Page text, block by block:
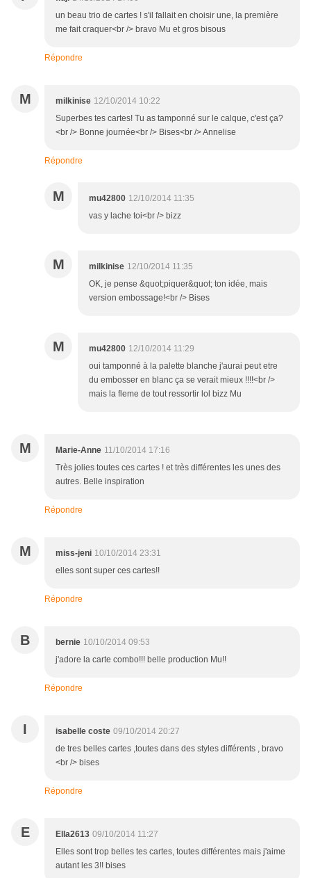
un beau trio de cartes ! s'il fallait en choisir une, la première
me fait craquer<br /> bravo Mu et gros bisous
Répondre
M milkinise 12/10/2014 10:22
Superbes tes cartes! Tu as tamponné sur le calque, c'est ça?
<br /> Bonne journée<br /> Bises<br /> Annelise
Répondre
M mu42800 12/10/2014 11:35
vas y lache toi<br /> bizz
M milkinise 12/10/2014 11:35
OK, je pense &quot;piquer&quot; ton idée, mais
version embossage!<br /> Bises
M mu42800 12/10/2014 11:29
oui tamponné à la palette blanche j'aurai peut etre
du embosser en blanc ça se verait mieux !!!!<br />
mais la fleme de tout ressortir lol bizz Mu
M Marie-Anne 11/10/2014 17:16
Très jolies toutes ces cartes ! et très différentes les unes des
autres. Belle inspiration
Répondre
M miss-jeni 10/10/2014 23:31
elles sont super ces cartes!!
Répondre
B bernie 10/10/2014 09:53
j'adore la carte combo!!! belle production Mu!!
Répondre
I isabelle coste 09/10/2014 20:27
de tres belles cartes ,toutes dans des styles différents , bravo
<br /> bises
Répondre
E Ella2613 09/10/2014 11:27
Elles sont trop belles tes cartes, toutes différentes mais j'aime
autant les 3!! bises